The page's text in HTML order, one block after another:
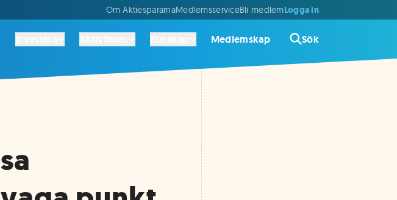
Om AktiespararnaMedlemsserviceBli medlemLogga in
Medlemskap Sök